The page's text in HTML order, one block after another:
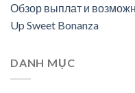
Обзор выплат и
Up Sweet Bonanza
DANH MỤC